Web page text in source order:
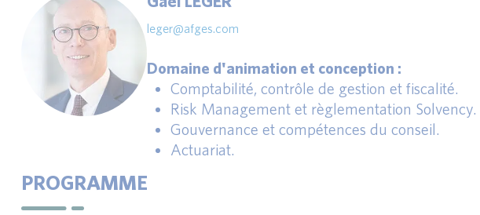
leger@afges.com
Domaine d'animation et conception :
Comptabilité, contrôle de gestion et fiscalité.
Risk Management et règlementation Solvency.
Gouvernance et compétences du conseil.
Actuariat.
PROGRAMME